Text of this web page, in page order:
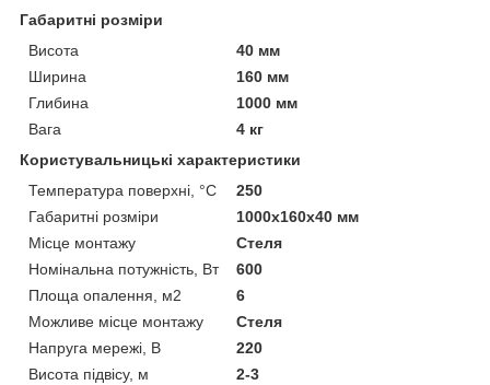
Габаритні розміри
Висота
40 мм
Ширина
160 мм
Глибина
1000 мм
Вага
4 кг
Користувальницькі характеристики
Температура поверхні, °C
250
Габаритні розміри
1000x160x40 мм
Місце монтажу
Стеля
Номінальна потужність, Вт
600
Площа опалення, м2
6
Можливе місце монтажу
Стеля
Напруга мережі, В
220
Висота підвісу, м
2-3